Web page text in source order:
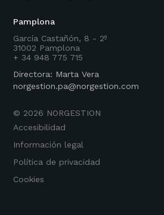
Pamplona
García Castañón, 8 - 2º
31002 Pamplona
+ 34 948 775 715
Directora: Marta Vera
norgestion.pa@norgestion.com
Accesibilidad
Información legal
Política de privacidad
Cookies
© 2026 NORGESTION